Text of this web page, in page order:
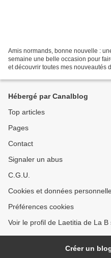
Amis normands, bonne nouvelle :
semaine une belle occasion pour
et découvrir toutes mes nouveautés
Hébergé par Canalblog
Top articles
Pages
Contact
Signaler un abus
C.G.U.
Cookies et données
Préférences cookies
Voir le profil de Laetitia de La
Créer un